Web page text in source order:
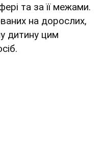
та за її межами.
на дорослих,
дитину цим